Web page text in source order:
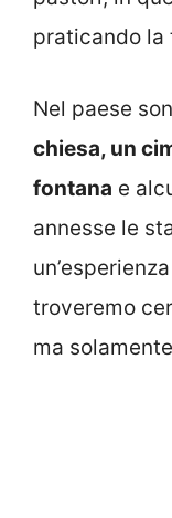
praticando la
Nel paese
chiesa, un
fontana e
annesse le
troveremo
ma